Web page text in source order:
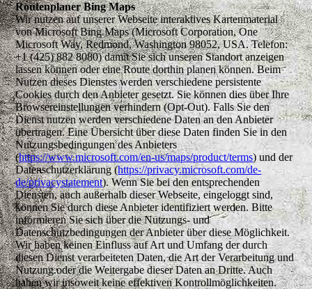
Routenplaner Bing Maps
Wir nutzen auf unserer Webseite interaktives Kartenmaterial
von Microsoft Bing Maps (Microsoft Corporation, One
Microsoft Way, Redmond, Washington 98052, USA. Telefon:
+1 (425) 882 8080) damit Sie sich unseren Standort anzeigen
lassen können oder eine Route dorthin planen können. Beim
Nutzen dieses Dienstes werden verschiedene persistente
Cookies durch den Anbieter gesetzt. Sie können dies über Ihre
Browsereinstellungen verhindern (Opt-Out). Falls Sie den
Dienst nutzen werden verschiedene Daten an den Anbieter
übertragen. Eine Übersicht über diese Daten finden Sie in den
Nutzungsbedingungen des Anbieters
(https://www.microsoft.com/en-us/maps/product/terms) und der
Datenschutzerklärung (https://privacy.microsoft.com/de-
de/privacystatement). Wenn Sie bei den entsprechenden
Diensten, auch außerhalb dieser Webseite, eingeloggt sind,
können Sie durch diese Anbieter identifiziert werden. Bitte
informieren Sie sich über die Nutzungs- und
Datenschutzbedingungen der Anbieter über diese Möglichkeit.
Wir haben keinen Einfluss auf Art und Umfang der durch
diesen Dienst verarbeiteten Daten, die Art der Verarbeitung und
Nutzung oder die Weitergabe dieser Daten an Dritte. Auch
haben wir insoweit keine effektiven Kontrollmöglichkeiten.